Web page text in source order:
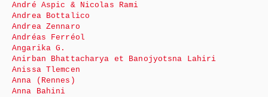
André Aspic & Nicolas Rami
Andrea Bottalico
Andrea Zennaro
Andréas Ferréol
Angarika G.
Anirban Bhattacharya et Banojyotsna Lahiri
Anissa Tlemcen
Anna (Rennes)
Anna Bahini